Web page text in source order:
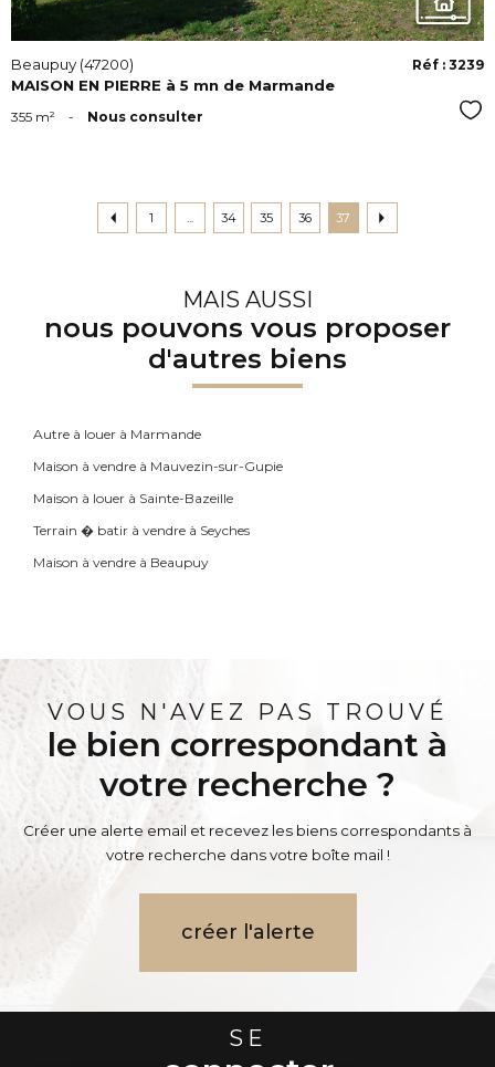
Beaupuy (47200)
MAISON EN PIERRE à 5 mn de Marmande
Réf : 3239
355 m² - Nous consulter
1 ... 34 35 36 37
MAIS AUSSI
nous pouvons vous proposer
d'autres biens
Autre à louer à Marmande
Maison à vendre à Mauvezin-sur-Gupie
Maison à louer à Sainte-Bazeille
Terrain � batir à vendre à Seyches
Maison à vendre à Beaupuy
VOUS N'AVEZ PAS TROUVÉ
le bien correspondant à
votre recherche ?
Créer une alerte email et recevez les biens correspondants à
votre recherche dans votre boîte mail !
créer l'alerte
SE